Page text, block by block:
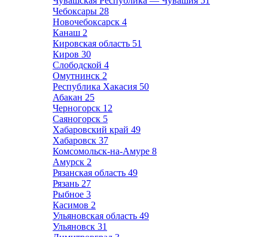
Чебоксары 28
Новочебоксарск 4
Канаш 2
Кировская область 51
Киров 30
Слободской 4
Омутнинск 2
Республика Хакасия 50
Абакан 25
Черногорск 12
Саяногорск 5
Хабаровский край 49
Хабаровск 37
Комсомольск-на-Амуре 8
Амурск 2
Рязанская область 49
Рязань 27
Рыбное 3
Касимов 2
Ульяновская область 49
Ульяновск 31